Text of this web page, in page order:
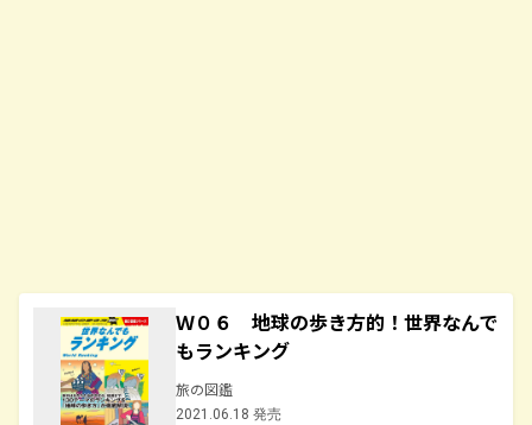
Ｗ０６ 地球の歩き方的！世界なんで
もランキング
旅の図鑑
2021.06.18 発売